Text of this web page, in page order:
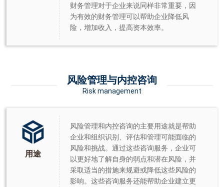
财务管理对于企业来说同样非常重要，因
为有效的财务管理可以帮助企业降低风
险，增加收入，提高资本效率。
风险管理与内控咨询
Risk management
用途
风险管理和内控咨询的主要用途就是帮助
企业和组织识别、评估和管理可能面临的
风险和挑战。通过这些咨询服务，企业可
以更好地了解自身的弱点和潜在风险，并
采取适当的措施来规避或降低这些风险的
影响。这些咨询服务还能帮助企业建立更